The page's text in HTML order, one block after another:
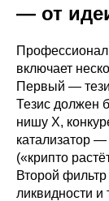
— от
включает
Первый —
Тезис должен
нишу X,
катализатор
(«крипто
Второй
ликвидности